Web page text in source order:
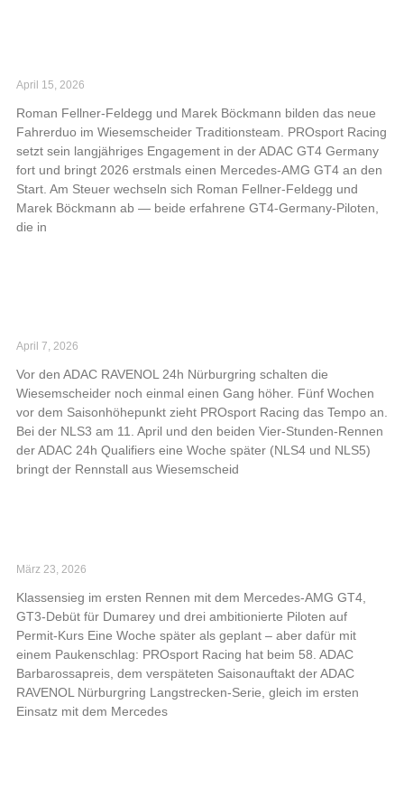
April 15, 2026
Roman Fellner-Feldegg und Marek Böckmann bilden das neue
Fahrerduo im Wiesemscheider Traditionsteam. PROsport Racing
setzt sein langjähriges Engagement in der ADAC GT4 Germany
fort und bringt 2026 erstmals einen Mercedes-AMG GT4 an den
Start. Am Steuer wechseln sich Roman Fellner-Feldegg und
Marek Böckmann ab — beide erfahrene GT4-Germany-Piloten,
die in
April 7, 2026
Vor den ADAC RAVENOL 24h Nürburgring schalten die
Wiesemscheider noch einmal einen Gang höher. Fünf Wochen
vor dem Saisonhöhepunkt zieht PROsport Racing das Tempo an.
Bei der NLS3 am 11. April und den beiden Vier-Stunden-Rennen
der ADAC 24h Qualifiers eine Woche später (NLS4 und NLS5)
bringt der Rennstall aus Wiesemscheid
März 23, 2026
Klassensieg im ersten Rennen mit dem Mercedes-AMG GT4,
GT3-Debüt für Dumarey und drei ambitionierte Piloten auf
Permit-Kurs Eine Woche später als geplant – aber dafür mit
einem Paukenschlag: PROsport Racing hat beim 58. ADAC
Barbarossapreis, dem verspäteten Saisonauftakt der ADAC
RAVENOL Nürburgring Langstrecken-Serie, gleich im ersten
Einsatz mit dem Mercedes